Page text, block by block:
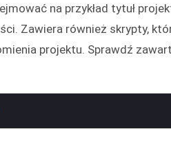
na przykład tytuł
Zawiera również skrypty,
projektu. Sprawdź